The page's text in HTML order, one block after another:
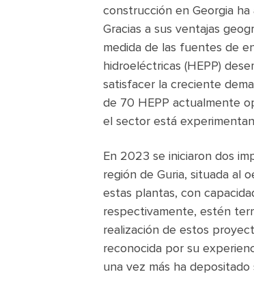
construcción en Georgia
Gracias a sus ventajas
medida de las fuentes de
hidroeléctricas (HEPP)
satisfacer la creciente
de 70 HEPP actualmente
el sector está
En 2023 se iniciaron dos
región de Guria, situada al
estas plantas, con
respectivamente, estén
realización de estos
reconocida por su
una vez más ha